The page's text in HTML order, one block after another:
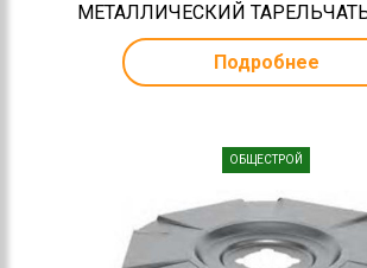
МЕТАЛЛИЧЕСКИЙ
Подробнее
ОБЩЕСТРОЙ